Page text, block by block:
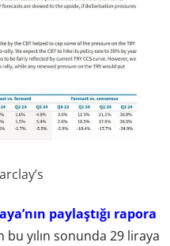
paylaştığı rapora
yılın sonunda 29 liraya